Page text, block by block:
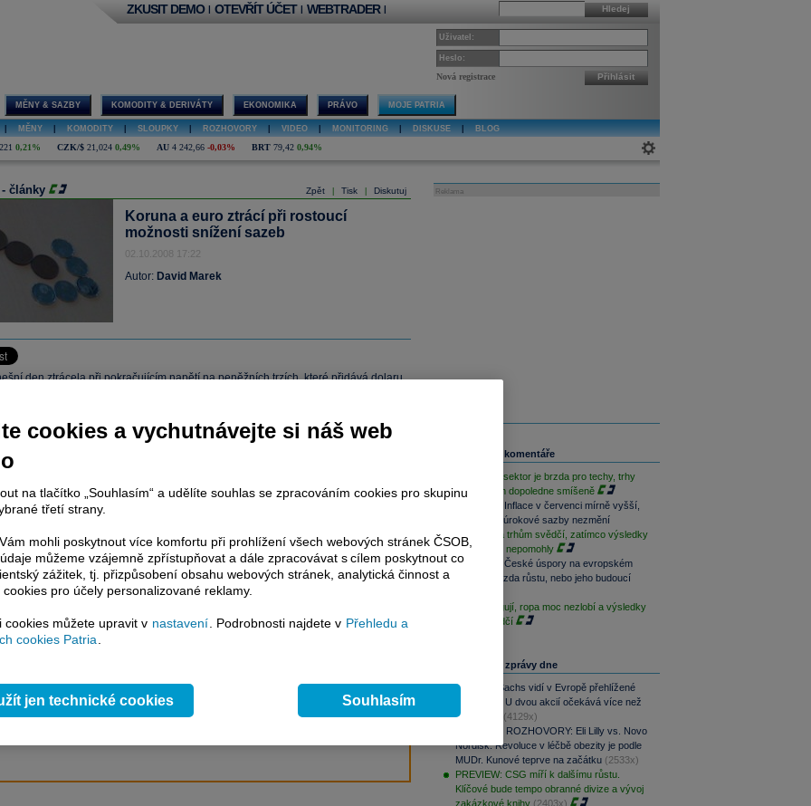
Hledej
ZKUSIT DEMO | OTEVŘÍT ÚČET | WEBTRADER |
Uživatel:
Heslo:
Nová registrace Přihlásit
MĚNY & SAZBY KOMODITY & DERIVÁTY EKONOMIKA PRÁVO MOJE PATRIA
MĚNY KOMODITY SLOUPKY ROZHOVORY VIDEO MONITORING DISKUSE BLOG
0,21% CZK/$ 21,024 0,49% AU 4 242,66 -0,03% BRT 79,42 0,94%
Zpět Tisk Diskutuj
- články
Koruna a euro ztrácí při rostoucí
možnosti snížení sazeb
02.10.2008 17:22
Autor: David Marek
den ztrácela při pokračujícím napětí na peněžních trzích, které přidává dolaru,
Pluspřípadně uživatelům platformy Patria Direct. Pokud jste klientem
služeb, potom je nutné se
placeného informačního servisu získáte
ke kompletnímu zpravodajství
bez jakýchkoliv omezení. Veškeré
terminálovou metodou (bez nutnosti obnovovat stránku) bez
a v plné verzi.
z finančních trhů v reálném čase, kompletní
servis, rozsáhlédatabáze
prognózy
Reklama
Související komentáře
Paměťový sektor je brzda pro techy, trhy
jsou na tom dopoledne smíšeně
Rozbřesk: Inflace v červenci mírně vyšší,
ČNB dnes úrokové sazby nezmění
Geopolitika trhům svědčí, zatímco výsledky
sentimentu nepomohly
Rozbřesk: České úspory na evropském
vrcholu. Brzda růstu, nebo jeho budoucí
Techy fungují, ropa moc nezlobí a výsledky
trhům svědčí
Nejčtenější zprávy dne
Goldman Sachs vidí v Evropě přehlížené
příležitosti. U dvou akcií očekává více než
100% růst
(4129x)
PODCAST ROZHOVORY: Eli Lilly vs. Novo
Nordisk. Revoluce v léčbě obezity je podle
MUDr. Kunové teprve na začátku (2533x)
PREVIEW: CSG míří k dalšímu růstu.
Klíčové bude tempo obranné divize a vývoj
zakázkové knihy (2403x)
cookies a vychutnávejte si náš web
na tlačítko „Souhlasím“ a udělíte souhlas se zpracováním cookies pro skupinu
třetí strany.
mohli poskytnout více komfortu při prohlížení všech webových stránek ČSOB,
můžeme vzájemně zpřístupňovat a dále zpracovávat s cílem poskytnout co
zážitek, tj. přizpůsobení obsahu webových stránek, analytická činnost a
pro účely personalizované reklamy.
cookies můžete upravit v nastavení . Podrobnosti najdete v Přehledu a
cookies Patria
jen technické cookies Souhlasím